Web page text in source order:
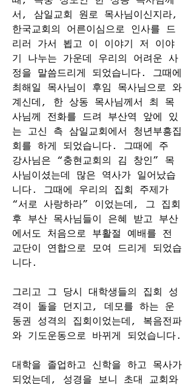
서, 삼일교회 원로 목사님이신지라,
한국교회의 어른이심으로 인사를 드
리러 가서 뵙고 이 이야기 저 이야
기 나누는 가운데 우리의 어려운 사
정을 말씀드리게 되었습니다. 그때에
최해일 목사님이 후임 목사님으로 와
계신데, 한 상동 목사님께서 최 목
사님께 전화를 드려 부산역 앞에 있
는 고신 측 삼일교회에서 청년부흥집
회를 하게 되었습니다. 그때에 주
강사님은 “충현교회의 김 창인” 목
사님이셨는데 많은 역사가 일어났습
니다. 그때에 우리의 집회 주제가
“서로 사랑하라” 이었는데, 그 집회
후 부산 목사님들이 은혜 받고 부산
에서도 처음으로 부활절 예배를 전
교단이 연합으로 모여 드리게 되었습
니다.
그리고 그 당시 대학생들의 집회 성
격이 돌을 던지고, 데모를 하는 운
동권 성격의 집회이었는데, 복음전파
와 기도운동으로 바뀌게 되었습니다.
대학을 졸업하고 신학을 하고 목사가
되었는데, 성경을 보니 초대 교회와